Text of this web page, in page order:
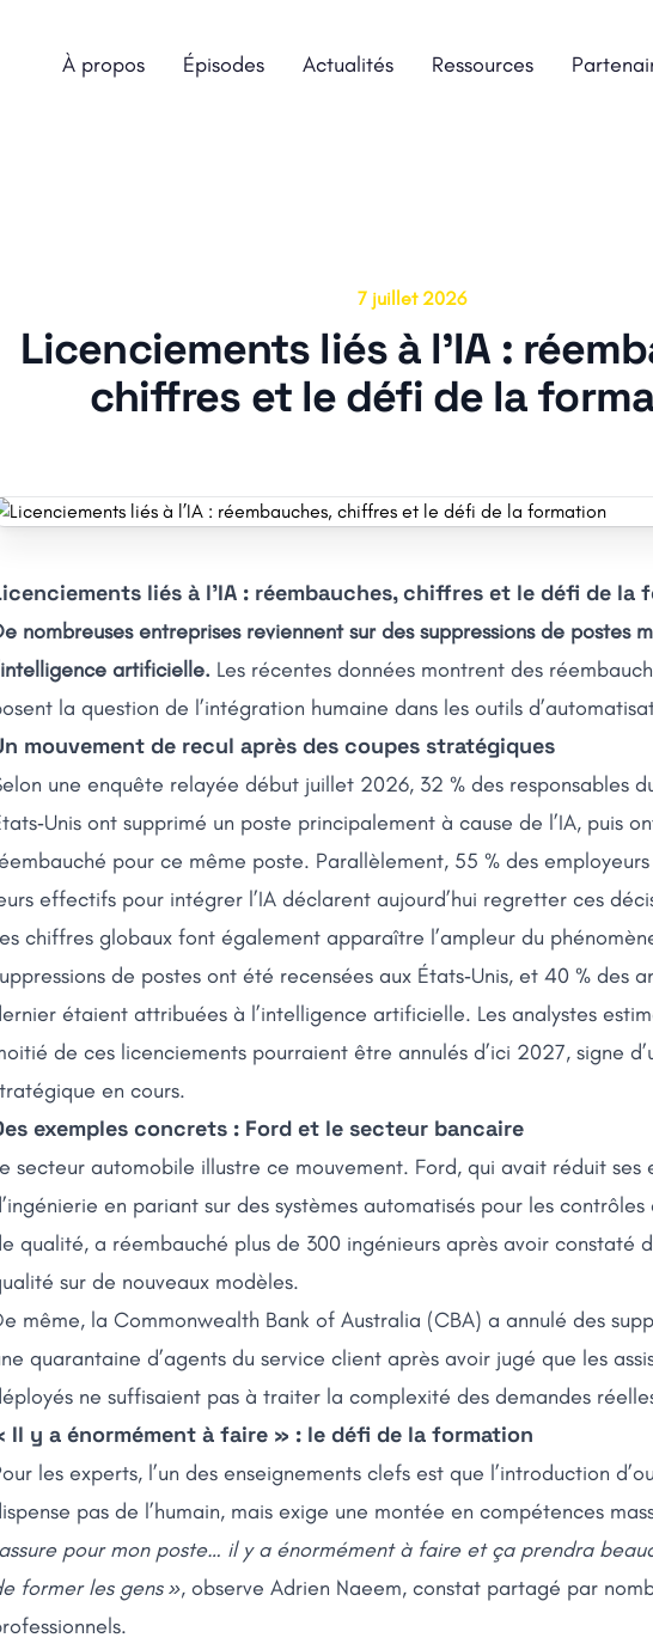
À propos Épisodes Actualités Ressources
7 juillet 2026
Licenciements liés à l’IA :
chiffres et le défi de la
liés à l’IA : réembauches, chiffres et le défi de la
nombreuses entreprises reviennent sur des suppressions de postes
artificielle. Les récentes données montrent des
la question de l’intégration humaine dans les outils
mouvement de recul après des coupes stratégiques
une enquête relayée début juillet 2026, 32 % des responsables
ont supprimé un poste principalement à cause de l’IA, puis
pour ce même poste. Parallèlement, 55 % des
effectifs pour intégrer l’IA déclarent aujourd’hui regretter ces
chiffres globaux font également apparaître l’ampleur du
de postes ont été recensées aux États‑Unis, et 40 % des
étaient attribuées à l’intelligence artificielle. Les analystes
de ces licenciements pourraient être annulés d’ici 2027, signe
en cours.
exemples concrets : Ford et le secteur bancaire
secteur automobile illustre ce mouvement. Ford, qui avait réduit ses
en pariant sur des systèmes automatisés pour les
qualité, a réembauché plus de 300 ingénieurs après avoir constaté
sur de nouveaux modèles.
même, la Commonwealth Bank of Australia (CBA) a annulé des
quarantaine d’agents du service client après avoir jugé que les
ne suffisaient pas à traiter la complexité des demandes
Il y a énormément à faire » : le défi de la formation
les experts, l’un des enseignements clefs est que l’introduction
pas de l’humain, mais exige une montée en compétences
pour mon poste… il y a énormément à faire et ça prendra
former les gens », observe Adrien Naeem, constat partagé par